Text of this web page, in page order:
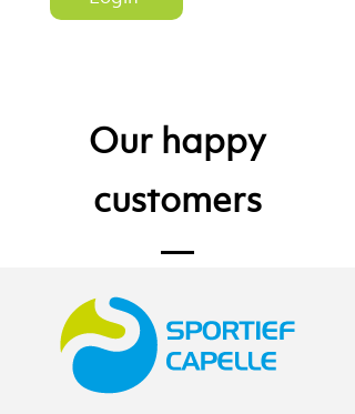
Our happy
customers